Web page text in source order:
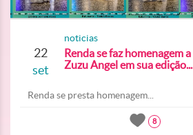
22
set
noticias
Renda se faz homenagem a
Zuzu Angel em sua edição...
Renda se presta homenagem...
8